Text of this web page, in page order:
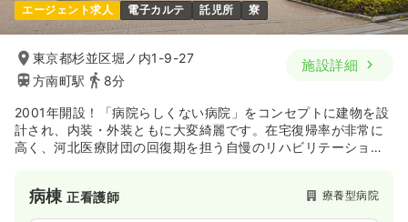
気になる 詳細を見る
病棟助産師 一般病院
2交代（常勤） 一時募集休止
給与 32.0万円〜/月 賞与4.6ヶ月
エージェント求人 電子カルテ 託児所 寮
東京都杉並区堀ノ内1-9-27
方南町駅
8分
施設詳細
2001年開設！「病院らしくない病院」をコンセプトに建物を設
計され、内装・外装ともに大変綺麗です。在宅復帰率が非常に
高く、河北医療財団の回復期を担う自慢のリハビリテーション
病棟正看護師 療養型病院